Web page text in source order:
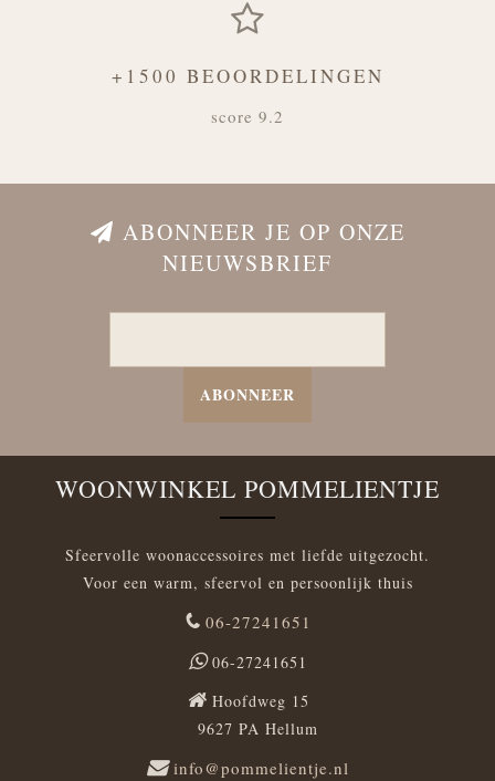
+1500 BEOORDELINGEN
score 9.2
ABONNEER JE OP ONZE
NIEUWSBRIEF
ABONNEER
WOONWINKEL POMMELIENTJE
Sfeervolle woonaccessoires met liefde uitgezocht.
Voor een warm, sfeervol en persoonlijk thuis
06-27241651
06-27241651
Hoofdweg 15
9627 PA Hellum
info@pommelientje.nl